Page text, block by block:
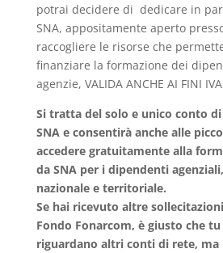
potrai decidere di dedicare in
SNA, appositamente aperto
raccogliere le risorse che
finanziare la formazione dei
agenzie, VALIDA ANCHE AI FINI
Si tratta del solo e unico conto
SNA e consentirà anche alle
accedere gratuitamente alla
da SNA per i dipendenti
nazionale e territoriale.
Se hai ricevuto altre
Fondo Fonarcom, è giusto che
riguardano altri conti di rete, ma